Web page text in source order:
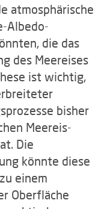
atmosphärische
Albedo-
die das
des Meereises
ist wichtig,
bisher
Meereis-
Die
könnte diese
einem
Oberfläche